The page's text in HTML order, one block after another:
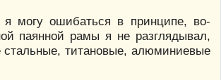
могу ошибаться в принципе, во-
паянной рамы я не разглядывал,
стальные, титановые, алюминиевые